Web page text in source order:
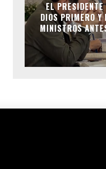
EL
DIOS PRIMERO
MINISTROS